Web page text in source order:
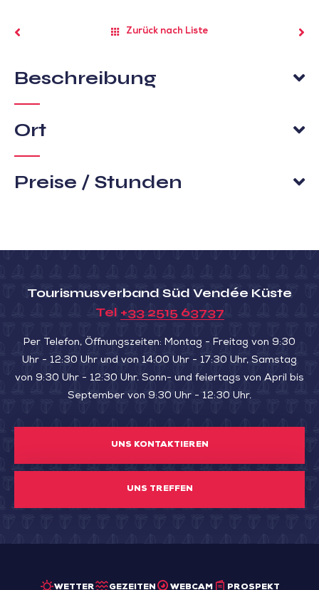
Zurück nach Liste
Beschreibung
Ort
Preise / Stunden
Tourismusverband Süd Vendée Küste
Tel +33 2515 63737
Per Telefon, Öffnungszeiten: Montag - Freitag von 9:30
Uhr - 12:30 Uhr und von 14:00 Uhr - 17:30 Uhr, Samstag
von 9:30 Uhr - 12:30 Uhr. Sonn- und feiertags von April bis
September von 9:30 Uhr - 12:30 Uhr.
UNS KONTAKTIEREN
UNS TREFFEN
WETTER GEZEITEN WEBCAM PROSPEKT